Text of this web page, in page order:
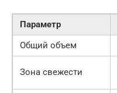
Параметр
Общий объем
Зона свежести